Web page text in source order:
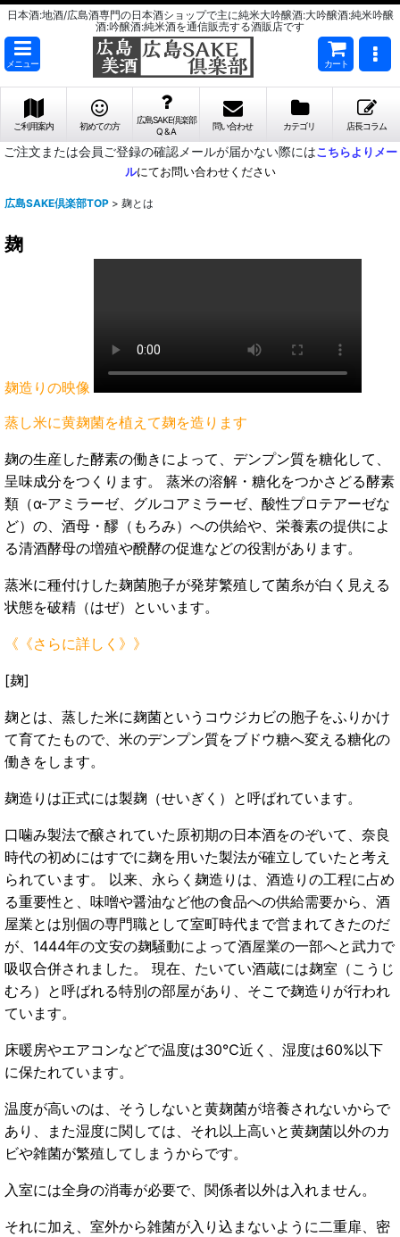
日本酒:地酒/広島酒専門の日本酒ショップで主に純米大吟醸酒:大吟醸酒:純米吟醸
酒:吟醸酒:純米酒を通信販売する酒販店です
メニュー カート
ご利用案内 初めての方
広島SAKE倶楽部
Q & A
問い合わせ カテゴリ 店長コラム
ご注文または会員ご登録の確認メールが届かない際にはこちらよりメー
ルにてお問い合わせください
広島SAKE倶楽部TOP > 麹とは
麹
麹造りの映像
蒸し米に黄麹菌を植えて麹を造ります
麹の生産した酵素の働きによって、デンプン質を糖化して、
呈味成分をつくります。 蒸米の溶解・糖化をつかさどる酵素
類（α-アミラーゼ、グルコアミラーゼ、酸性プロテアーゼな
ど）の、酒母・醪（もろみ）への供給や、栄養素の提供によ
る清酒酵母の増殖や醗酵の促進などの役割があります。
蒸米に種付けした麹菌胞子が発芽繁殖して菌糸が白く見える
状態を破精（はぜ）といいます。
《《さらに詳しく》》
[麹]
麹とは、蒸した米に麹菌というコウジカビの胞子をふりかけ
て育てたもので、米のデンプン質をブドウ糖へ変える糖化の
働きをします。
麹造りは正式には製麹（せいぎく）と呼ばれています。
口噛み製法で醸されていた原初期の日本酒をのぞいて、奈良
時代の初めにはすでに麹を用いた製法が確立していたと考え
られています。 以来、永らく麹造りは、酒造りの工程に占め
る重要性と、味噌や醤油など他の食品への供給需要から、酒
屋業とは別個の専門職として室町時代まで営まれてきたのだ
が、1444年の文安の麹騒動によって酒屋業の一部へと武力で
吸収合併されました。 現在、たいてい酒蔵には麹室（こうじ
むろ）と呼ばれる特別の部屋があり、そこで麹造りが行われ
ています。
床暖房やエアコンなどで温度は30℃近く、湿度は60%以下
に保たれています。
温度が高いのは、そうしないと黄麹菌が培養されないからで
あり、また湿度に関しては、それ以上高いと黄麹菌以外のカ
ビや雑菌が繁殖してしまうからです。
入室には全身の消毒が必要で、関係者以外は入れません。
それに加え、室外から雑菌が入り込まないように二重扉、密